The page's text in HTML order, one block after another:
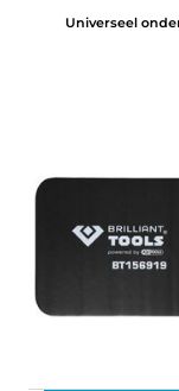
Universeel